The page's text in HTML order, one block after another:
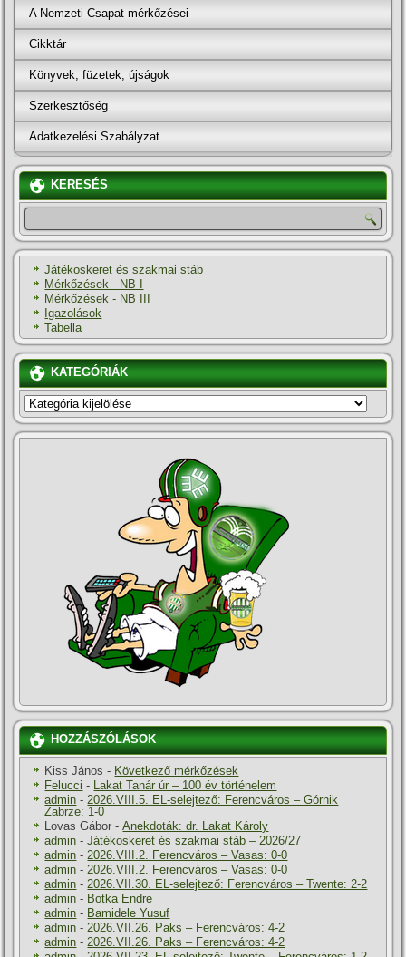
A Nemzeti Csapat mérkőzései
Cikktár
Könyvek, füzetek, újságok
Szerkesztőség
Adatkezelési Szabályzat
KERESÉS
Játékoskeret és szakmai stáb
Mérkőzések - NB I
Mérkőzések - NB III
Igazolások
Tabella
KATEGÓRIÁK
KATEGÓRIÁK
HOZZÁSZÓLÁSOK
Kiss János - Következő mérkőzések
Felucci - Lakat Tanár úr – 100 év történelem
admin -2026.VIII.5. EL-selejtező: Ferencváros – Górnik
Zabrze: 1-0
Lovas Gábor -Anekdoták: dr. Lakat Károly
admin -Játékoskeret és szakmai stáb – 2026/27
admin -2026.VIII.2. Ferencváros – Vasas: 0-0
admin -2026.VIII.2. Ferencváros – Vasas: 0-0
admin -2026.VII.30. EL-selejtező: Ferencváros – Twente: 2-2
admin - Botka Endre
admin - Bamidele Yusuf
admin -2026.VII.26. Paks – Ferencváros: 4-2
admin -2026.VII.26. Paks – Ferencváros: 4-2